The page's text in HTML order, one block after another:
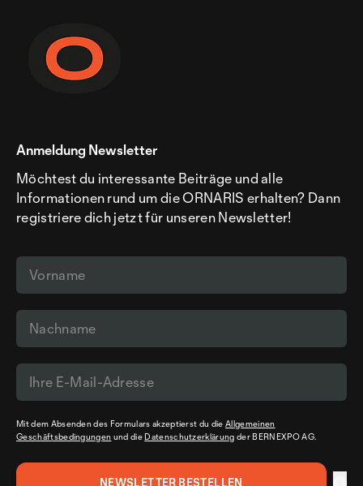
Anmeldung Newsletter
Möchtest du interessante Beiträge und alle
Informationen rund um die ORNARIS erhalten? Dann
registriere dich jetzt für unseren Newsletter!
Mit dem Absenden des Formulars akzeptierst du dieAllgemeinen
Geschäftsbedingungen und die Datenschutzerklärung der BERNEXPO AG.